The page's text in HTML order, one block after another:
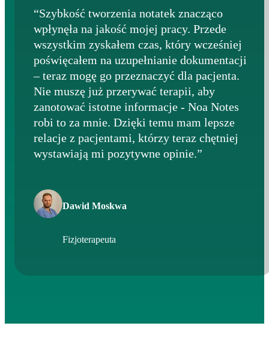
“Szybkość tworzenia notatek znacząco
wpłynęła na jakość mojej pracy. Przede
wszystkim zyskałem czas, który wcześniej
poświęcałem na uzupełnianie dokumentacji
– teraz mogę go przeznaczyć dla pacjenta.
Nie muszę już przerywać terapii, aby
zanotować istotne informacje - Noa Notes
robi to za mnie. Dzięki temu mam lepsze
relacje z pacjentami, którzy teraz chętniej
wystawiają mi pozytywne opinie.”
Dawid Moskwa
Fizjoterapeuta